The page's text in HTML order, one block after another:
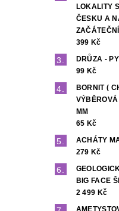
LOKALITY
ČESKU A
399 Kč
DRŮZA -
99 Kč
BORNIT (
MM
65 Kč
ACHÁTY
279 Kč
BIG FACE
2 499 Kč